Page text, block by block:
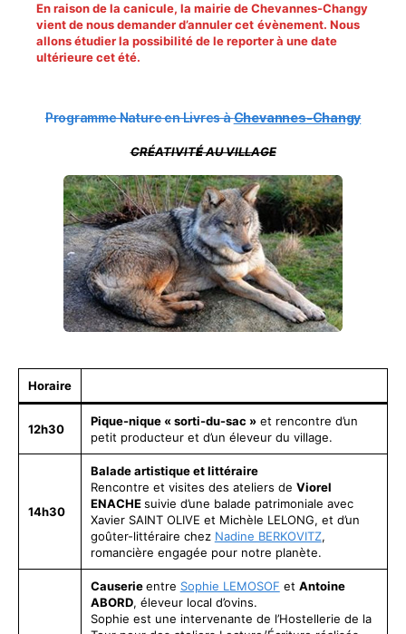
En raison de la canicule, la mairie de Chevannes-Changy
vient de nous demander d’annuler cet évènement. Nous
allons étudier la possibilité de le reporter à une date
ultérieure cet été.
Programme Nature en Livres àChevannes-Changy
CRÉATIVITÉAU VILLAGE
Horaire
12h30
Pique-nique « sorti-du-sac »et rencontre d’un
petit producteur et d’un éleveur du village.
14h30
Balade artistique et littéraire
Rencontre et visites des ateliers de Viorel
ENACHEsuivie d’une balade patrimoniale avec
Xavier SAINT OLIVE et Michèle LELONG, et d’un
goûter-littéraire chez Nadine BERKOVITZ,
romancière engagée pour notre planète.
Causerieentre Sophie LEMOSOF et Antoine
ABORD, éleveur local d’ovins.
Sophie est une intervenante de l’Hostellerie de la